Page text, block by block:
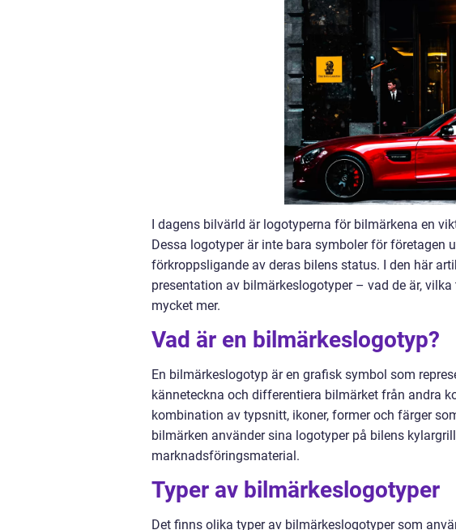
I dagens bilvärld är logotyperna för bilmärkena en
Dessa logotyper är inte bara symboler för företagen
förkroppsligande av deras bilens status. I den här
presentation av bilmärkeslogotyper – vad de är,
mycket mer.
Vad är en bilmärkeslogotyp?
En bilmärkeslogotyp är en grafisk symbol som
känneteckna och differentiera bilmärket från andra
kombination av typsnitt, ikoner, former och färger
bilmärken använder sina logotyper på bilens
marknadsföringsmaterial.
Typer av bilmärkeslogotyper
Det finns olika typer av bilmärkeslogotyper som